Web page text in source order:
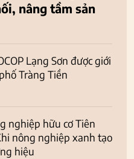
nâng tầm sản
Lạng Sơn được giới
Tràng Tiền
nghiệp hữu cơ Tiên
nông nghiệp xanh tạo
hiệu